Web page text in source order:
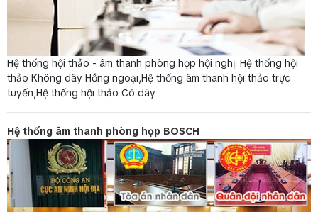
Hệ thống hội thảo - âm thanh phòng họp hội nghị: Hệ thống hội
thảo Không dây Hồng ngoại,Hệ thống âm thanh hội thảo trực
tuyến,Hệ thống hội thảo Có dây
Hệ thống âm thanh phòng họp BOSCH